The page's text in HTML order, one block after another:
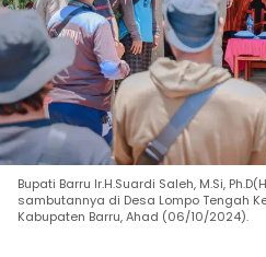
Bupati Barru Ir.H.Suardi Saleh, M.Si,
sambutannya di Desa Lompo Tengah
Kabupaten Barru, Ahad (06/10/2024).